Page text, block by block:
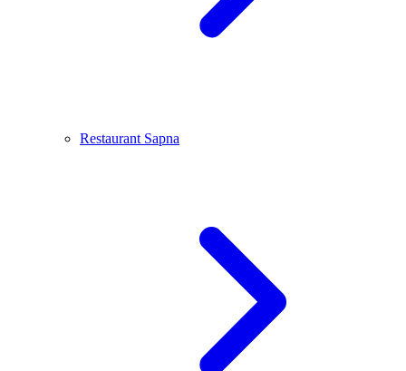
Restaurant Sapna